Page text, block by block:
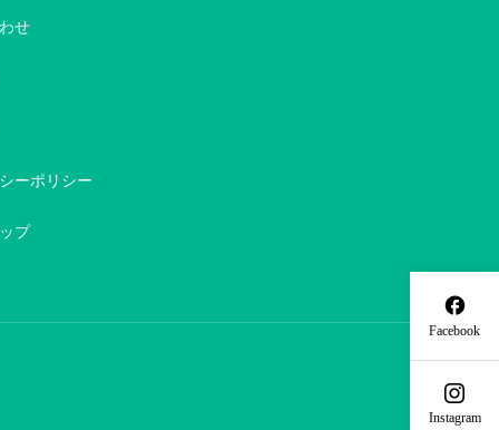

Facebook

Instagram
せ
ーポリシー
プ